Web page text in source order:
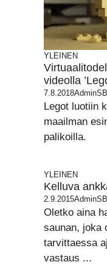
YLEINEN
videolla
7.8.2018AdminSB
Legot luotiin
maailman
palikoilla.
YLEINEN
Kelluva
2.9.2015AdminSB
Oletko aina
saunan, joka
tarvittaessa
vastaus ...